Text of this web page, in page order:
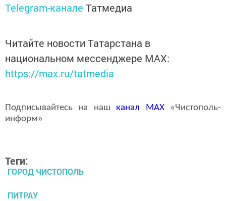
Telegram-канале Татмедиа
Читайте новости Татарстана в
национальном мессенджере MАХ:
https://max.ru/tatmedia
Подписывайтесь на наш канал MAX«Чистополь-
информ»
Теги:
ГОРОД ЧИСТОПОЛЬ
ПИТРАУ